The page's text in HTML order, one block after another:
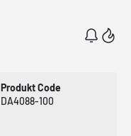
Produkt Code
DA4088-100